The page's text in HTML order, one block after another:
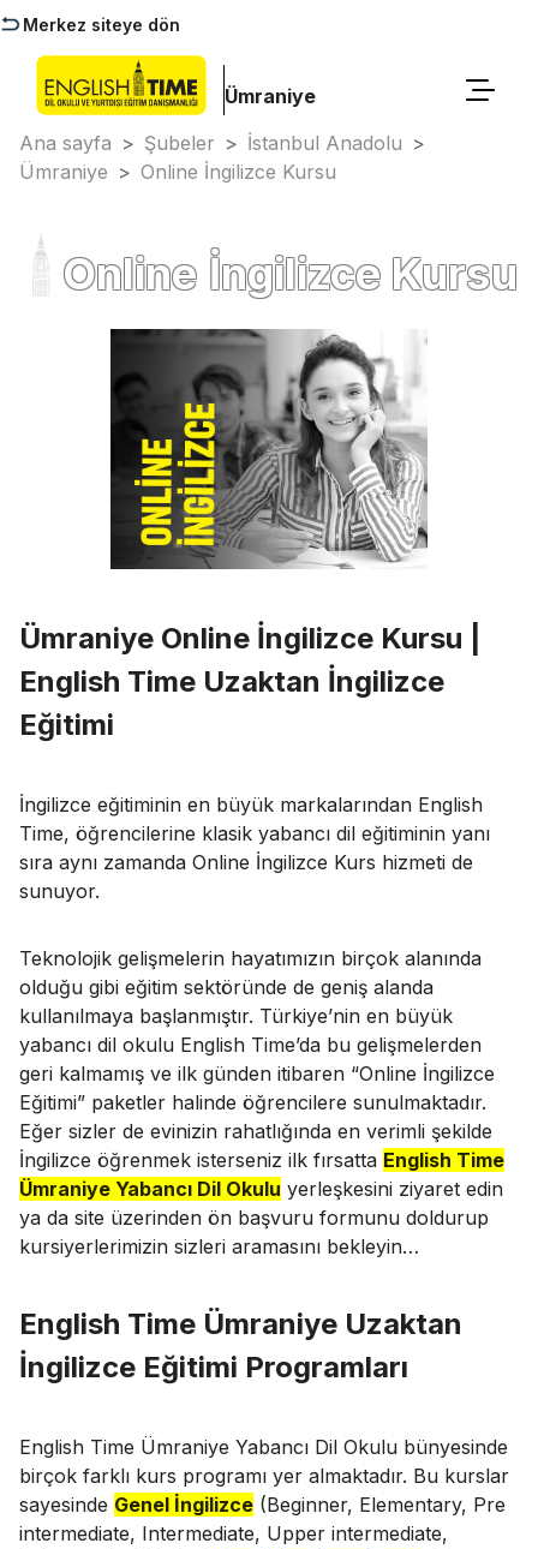
Merkez siteye dön
Ümraniye
Ana sayfa > Şubeler > İstanbul Anadolu >
Ümraniye > Online İngilizce Kursu
Online İngilizce Kursu
Ümraniye Online İngilizce Kursu |
English Time Uzaktan İngilizce
Eğitimi
İngilizce eğitiminin en büyük markalarından English
Time, öğrencilerine klasik yabancı dil eğitiminin yanı
sıra aynı zamanda Online İngilizce Kurs hizmeti de
sunuyor.
Teknolojik gelişmelerin hayatımızın birçok alanında
olduğu gibi eğitim sektöründe de geniş alanda
kullanılmaya başlanmıştır. Türkiye’nin en büyük
yabancı dil okulu English Time’da bu gelişmelerden
geri kalmamış ve ilk günden itibaren “Online İngilizce
Eğitimi” paketler halinde öğrencilere sunulmaktadır.
Eğer sizler de evinizin rahatlığında en verimli şekilde
İngilizce öğrenmek isterseniz ilk fırsatta English Time
Ümraniye Yabancı Dil Okulu yerleşkesini ziyaret edin
ya da site üzerinden ön başvuru formunu doldurup
kursiyerlerimizin sizleri aramasını bekleyin…
English Time Ümraniye Uzaktan
İngilizce Eğitimi Programları
English Time Ümraniye Yabancı Dil Okulu bünyesinde
birçok farklı kurs programı yer almaktadır. Bu kurslar
sayesinde Genel İngilizce (Beginner, Elementary, Pre
intermediate, Intermediate, Upper intermediate,